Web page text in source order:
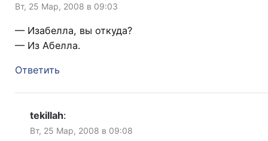
Вт, 25 Мар, 2008 в 09:03
— Изабелла, вы откуда?
— Из Абелла.
Ответить
tekillah:
Вт, 25 Мар, 2008 в 09:08